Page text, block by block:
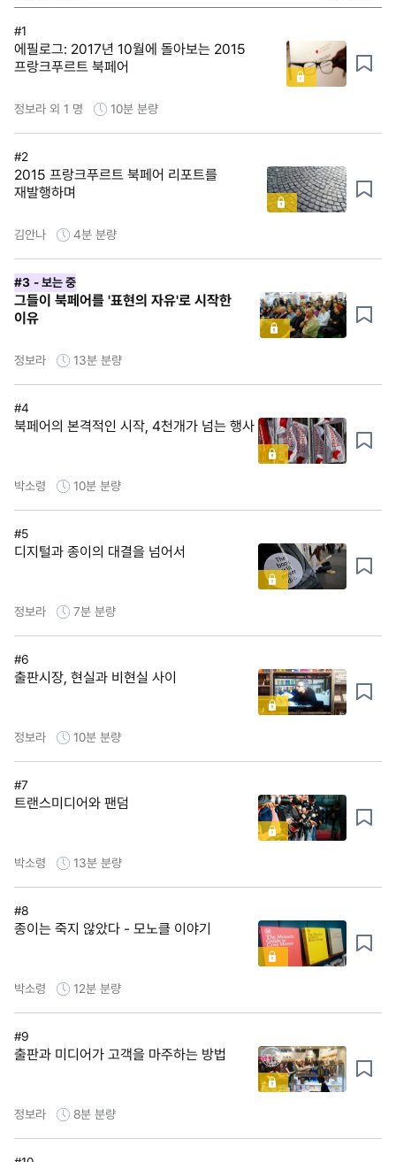
#1
에필로그: 2017년 10월에 돌아보는 2015
프랑크푸르트 북페어
정보라 외 1 명 10분 분량
#2
2015 프랑크푸르트 북페어 리포트를
재발행하며
김안나 4분 분량
#3 - 보는 중
그들이 북페어를 '표현의 자유'로 시작한
이유
정보라 13분 분량
#4
북페어의 본격적인 시작, 4천개가 넘는 행사
박소령 10분 분량
#5
디지털과 종이의 대결을 넘어서
정보라 7분 분량
#6
출판시장, 현실과 비현실 사이
정보라 10분 분량
#7
트랜스미디어와 팬덤
박소령 13분 분량
#8
종이는 죽지 않았다 - 모노클 이야기
박소령 12분 분량
#9
출판과 미디어가 고객을 마주하는 방법
정보라 8분 분량